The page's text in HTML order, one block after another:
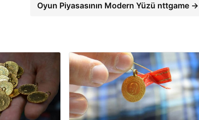
Oyun Piyasasının Modern Yüzü nttgame →